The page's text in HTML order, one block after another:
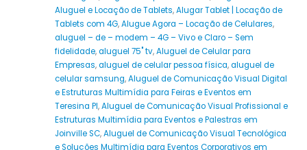
Aluguel e Locação de Tablets,Alugar Tablet | Locação de
Tablets com 4G,Alugue Agora – Locação de Celulares,
aluguel – de – modem – 4G – Vivo e Claro – Sem
fidelidade,aluguel 75" tv,Aluguel de Celular para
Empresas,aluguel de celular pessoa física,aluguel de
celular samsung,Aluguel de Comunicação Visual Digital
e Estruturas Multimídia para Feiras e Eventos em
Teresina PI,Aluguel de Comunicação Visual Profissional e
Estruturas Multimídia para Eventos e Palestras em
Joinville SC,Aluguel de Comunicação Visual Tecnológica
e Soluções Multimídia para Eventos Corporativos em